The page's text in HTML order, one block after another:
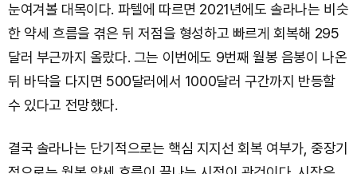
눈여겨볼 대목이다. 파텔에 따르면 2021년에도 솔라나는 비슷
한 약세 흐름을 겪은 뒤 저점을 형성하고 빠르게 회복해 295
달러 부근까지 올랐다. 그는 이번에도 9번째 월봉 음봉이 나온
뒤 바닥을 다지면 500달러에서 1000달러 구간까지 반등할
수 있다고 전망했다.
결국 솔라나는 단기적으로는 핵심 지지선 회복 여부가, 중장기